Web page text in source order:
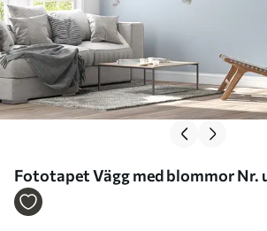
Fototapet Vägg med blommor